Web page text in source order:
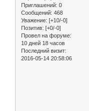
Приглашений: 0
Сообщений: 468
Уважение: [+10/-0]
Позитив: [+0/-0]
Провел на форуме:
10 дней 18 часов
Последний визит:
2016-05-14 20:58:06